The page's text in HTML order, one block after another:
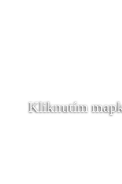
Kliknutím